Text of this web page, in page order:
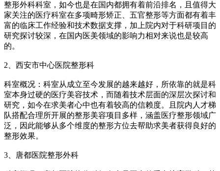
整形外科科室，如今也是在国内都拥有着前沿排名，且值得大
家关注的医疗科室在多项畸形矫正、五官整形等方面都有着丰
富的临床工作经验和技术数据支撑，加上院内对于科研项目的
研究探讨较深，在国内医美领域的影响力相对来说也是较高
的。
2、西安市中心医院整形科
科室概况：科室从成立至今发展的越来越好，所依靠的就是科
室本身过硬的医疗美容技术，而随着技术层面的深层次探讨和
研究，如今在求美者心中也有着较高的信赖度。且院内人才梯
队搭配合理所开展的整形美容项目多样，涵盖医疗整形领域广
泛，因此能够从多个维度的整形方位去帮助求美者获得良好的
整形效果。
3、唐都医院整形外科